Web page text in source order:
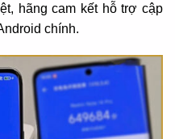
hãng cam kết hỗ trợ cập
chính.